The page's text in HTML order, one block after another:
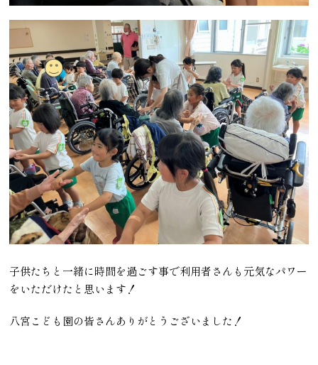
子供たちと一緒に時間を過ごす事で利用者さんも元気なパワー
をいただけたと思います！
八宮こども園の皆さんありがとうございました！